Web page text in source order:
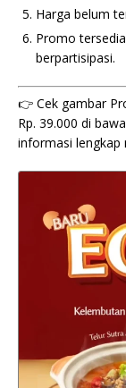
Harga belum
Promo
berpartisipasi.
👉 Cek gambar
Rp. 39.000 di
informasi lengkap